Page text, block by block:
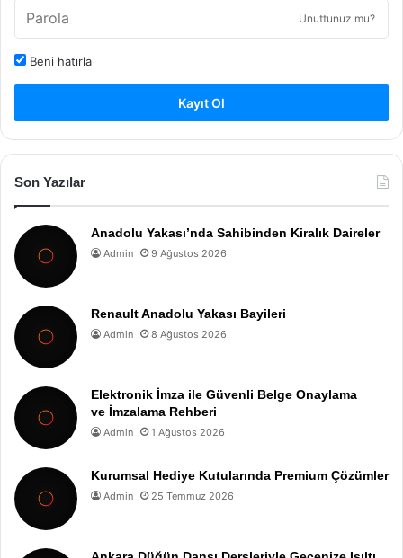
Unuttunuz mu?
Beni hatırla
Kayıt Ol
Son Yazılar
Anadolu Yakası’nda Sahibinden Kiralık Daireler
Admin 9 Ağustos 2026
Renault Anadolu Yakası Bayileri
Admin 8 Ağustos 2026
Elektronik İmza ile Güvenli Belge Onaylama
ve İmzalama Rehberi
Admin 1 Ağustos 2026
Kurumsal Hediye Kutularında Premium Çözümler
Admin 25 Temmuz 2026